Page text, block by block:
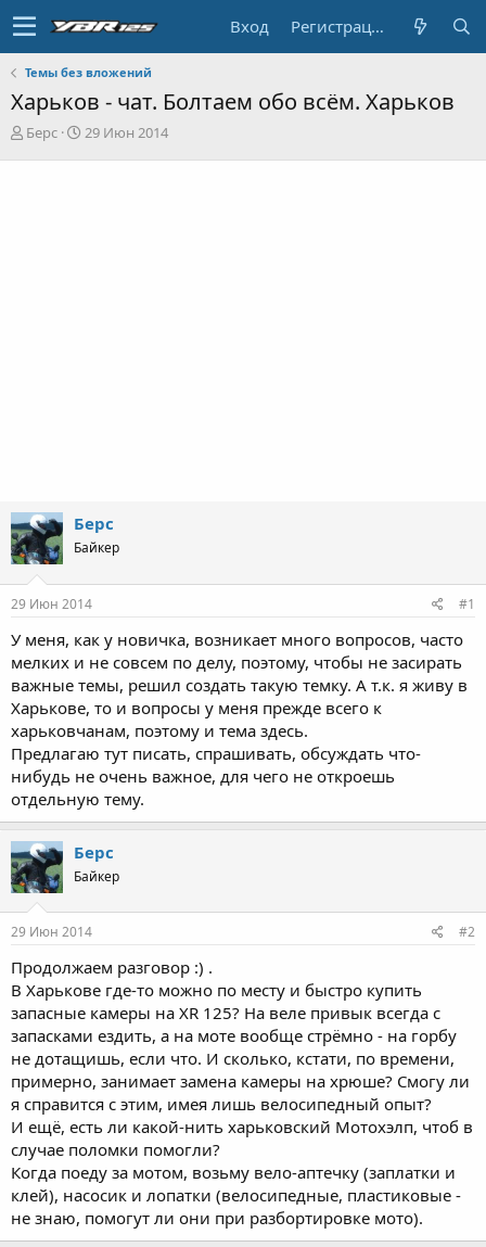
Вход Регистрация
Темы без вложений
Харьков - чат. Болтаем обо всём. Харьков
А
Берс
Д
29 Июн 2014
Берс
Байкер
29 Июн 2014 #1
У меня, как у новичка, возникает много вопросов, часто
мелких и не совсем по делу, поэтому, чтобы не засирать
важные темы, решил создать такую темку. А т.к. я живу в
Харькове, то и вопросы у меня прежде всего к
харьковчанам, поэтому и тема здесь.
Предлагаю тут писать, спрашивать, обсуждать что-
нибудь не очень важное, для чего не откроешь
отдельную тему.
Берс
Байкер
29 Июн 2014 #2
Продолжаем разговор :) .
В Харькове где-то можно по месту и быстро купить
запасные камеры на XR 125? На веле привык всегда с
запасками ездить, а на моте вообще стрёмно - на горбу
не дотащишь, если что. И сколько, кстати, по времени,
примерно, занимает замена камеры на хрюше? Смогу ли
я справится с этим, имея лишь велосипедный опыт?
И ещё, есть ли какой-нить харьковский Мотохэлп, чтоб в
случае поломки помогли?
Когда поеду за мотом, возьму вело-аптечку (заплатки и
клей), насосик и лопатки (велосипедные, пластиковые -
не знаю, помогут ли они при разбортировке мото).